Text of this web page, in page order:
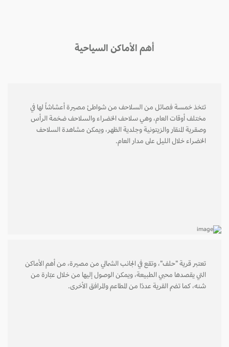
أهم الأماكن السياحية
تتخذ خمسة فصائل من السلاحف من شواطئ مصيرة أعشاشاً لها في
مختلف أوقات العام، وهي سلاحف الخضراء والسلاحف ضخمة الرأس
وصقرية المنقار والزيتونية وجلدية الظهر، ويمكن مشاهدة السلاحف
الخضراء خلال الليل على مدار العام.
تعتبر قرية "حلف"، وتقع في الجانب الشمالي من مصيرة، من أهم الأماكن
التي يقصدها محبي الطبيعة، ويمكن الوصول إليها من خلال عبّارة من
شنه، كما تضم القرية عددًا من المطاعم والمرافق الأخرى.